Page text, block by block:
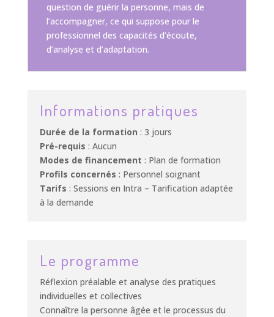
question de guérir la personne, mais de
l’accompagner, ce qui suppose pour le
professionnel des capacités d’écoute,
d’analyse et d’adaptation.
Informations pratiques
Durée de la formation : 3 jours
Pré-requis : Aucun
Modes de financement : Plan de formation
Profils concernés : Personnel soignant
Tarifs : Sessions en Intra – Tarification adaptée
à la demande
Le programme
Réflexion préalable et analyse des pratiques
individuelles et collectives
Connaître la personne âgée et le processus du